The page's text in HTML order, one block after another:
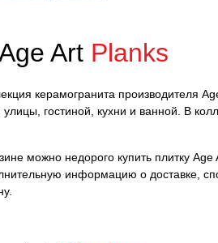
Art Planks
керамогранита производителя
гостиной, кухни и ванной. В
можно недорого купить плитку
информацию о доставке,